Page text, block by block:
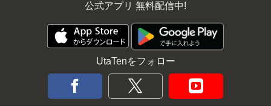
公式アプリ 無料配信中!
UtaTenをフォロー